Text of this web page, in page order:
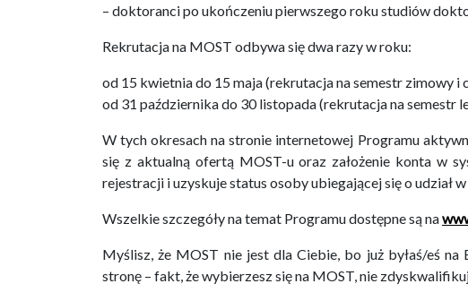
– doktoranci po ukończeniu pierwszego roku studiów
Rekrutacja na MOST odbywa się dwa razy w roku:
od 15 kwietnia do 15 maja (rekrutacja na semestr zimowy i
od 31 października do 30 listopada (rekrutacja na semestr
W tych okresach na stronie internetowej Programu
się z aktualną ofertą MOST-u oraz założenie konta w
rejestracji i uzyskuje status osoby ubiegającej się o udział
Wszelkie szczegóły na temat Programu dostępne są na
Myślisz, że MOST nie jest dla Ciebie, bo już byłaś/eś na
stronę – fakt, że wybierzesz się na MOST, nie